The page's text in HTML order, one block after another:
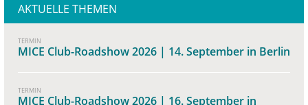
AKTUELLE THEMEN
TERMIN
MICE Club-Roadshow 2026 | 14. September in Berlin
TERMIN
MICE Club-Roadshow 2026 | 16. September in